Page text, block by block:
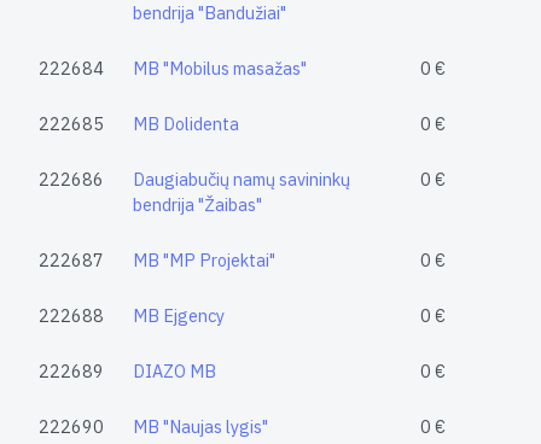
bendrija "Bandužiai"
222684 MB "Mobilus masažas" 0 €
222685 MB Dolidenta 0 €
222686
Daugiabučių namų savininkų
bendrija "Žaibas"
0 €
222687 MB "MP Projektai" 0 €
222688 MB Ejgency 0 €
222689 DIAZO MB 0 €
222690 MB "Naujas lygis" 0 €